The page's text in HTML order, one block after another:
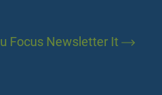
Focus Newsletter It